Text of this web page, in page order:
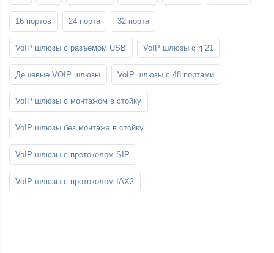
16 портов 24 порта 32 порта
VoIP шлюзы с разъемом USB VoIP шлюзы с rj 21
Дешевые VOIP шлюзы VoIP шлюзы с 48 портами
VoIP шлюзы с монтажом в стойку
VoIP шлюзы без монтажа в стойку
VoIP шлюзы с протоколом SIP
VoIP шлюзы с протоколом IAX2